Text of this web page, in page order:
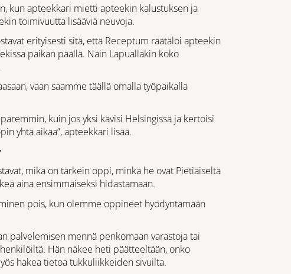
kun apteekkari mietti apteekin kalustuksen ja
toimivuutta lisääviä neuvoja.
erityisesti sitä, että Receptum räätälöi apteekin
paikan päällä. Näin Lapuallakin koko
vaan saamme täällä omalla työpaikalla
kuin jos yksi kävisi Helsingissä ja kertoisi
yhtä aikaa”, apteekkari lisää.
mikä on tärkein oppi, minkä he ovat Pietiäiseltä
aina ensimmäiseksi hidastamaan.
pois, kun olemme oppineet hyödyntämään
palvelemisen mennä penkomaan varastoja tai
Hän näkee heti päätteeltään, onko
hakea tietoa tukkuliikkeiden sivuilta.